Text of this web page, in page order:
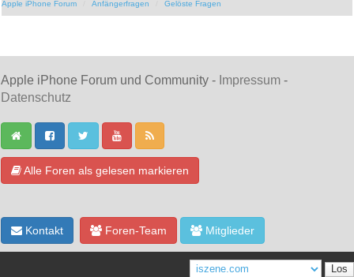
Apple iPhone Forum Anfängerfragen Gelöste Fragen
Apple iPhone Forum und Community - Impressum -
Datenschutz
Alle Foren als gelesen markieren
Kontakt Foren-Team Mitglieder